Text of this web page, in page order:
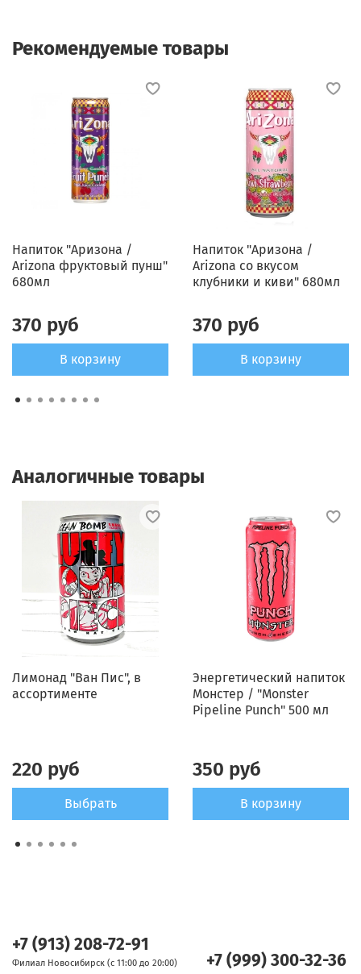
Рекомендуемые товары
Напиток "Аризона /
Arizona фруктовый пунш"
680мл
370 руб
В корзину
Напиток "Аризона /
Arizona со вкусом
клубники и киви" 680мл
370 руб
В корзину
Аналогичные товары
Лимонад "Ван Пис", в
ассортименте
220 руб
Выбрать
Энергетический напиток
Монстер / "Monster
Pipeline Punch" 500 мл
350 руб
В корзину
+7 (913) 208-72-91
Филиал Новосибирск (с 11:00 до 20:00) +7 (999) 300-32-36